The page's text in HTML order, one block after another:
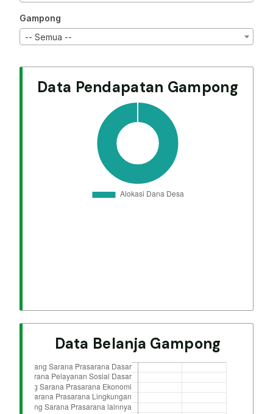
Gampong
-- Semua --
Data Pendapatan Gampong
Data Belanja Gampong